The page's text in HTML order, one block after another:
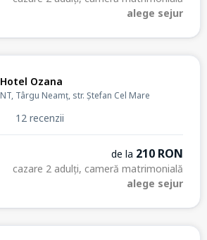
alege sejur
Hotel Ozana
NT, Târgu Neamț, str. Ștefan Cel Mare
12 recenzii
de la 210 RON
cazare 2 adulți, cameră matrimonială
alege sejur